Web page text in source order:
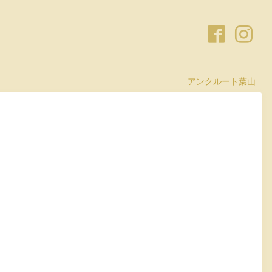
アンクルート葉山